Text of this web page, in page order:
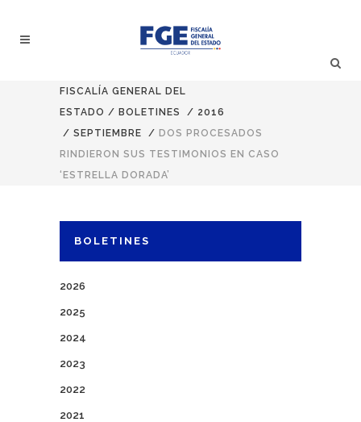
FISCALÍA GENERAL DEL
ESTADO / BOLETINES / 2016
/ SEPTIEMBRE / DOS PROCESADOS
RINDIERON SUS TESTIMONIOS EN CASO
‘ESTRELLA DORADA’
BOLETINES
2026
2025
2024
2023
2022
2021